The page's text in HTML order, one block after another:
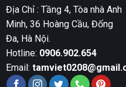
Địa Chỉ : Tầng 4, Tòa nhà Anh
Minh, 36 Hoàng Cầu, Đống
Đa, Hà Nội.
Hotline: 0906.902.654
Email: